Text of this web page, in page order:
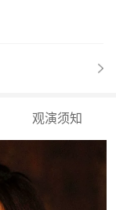
观演须知